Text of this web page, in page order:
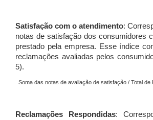
Satisfação com o atendimento:
notas de satisfação dos consumidores
prestado pela empresa. Esse índice
reclamações avaliadas pelos
5).
Soma das notas de avaliação de satisfação / Total de
Reclamações Respondidas: